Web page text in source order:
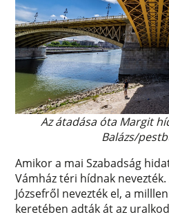
Az átadása óta Margit
Balázs/
Amikor a mai Szabadság
Vámház téri hídnak
Józsefről nevezték el, a
keretében adták át az